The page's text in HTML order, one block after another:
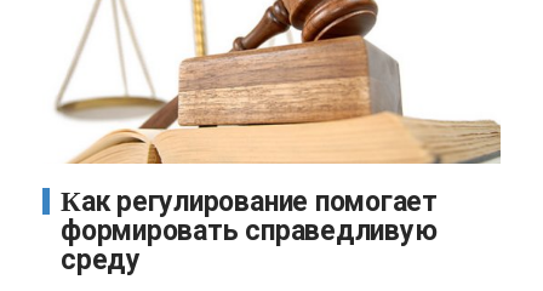
Как регулирование помогает
формировать справедливую
среду